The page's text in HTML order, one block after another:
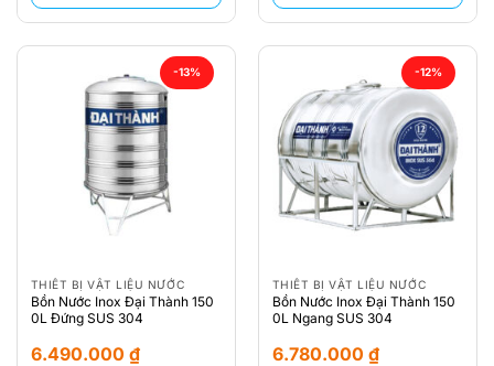
-13%
THIẾT BỊ VẬT LIỆU NƯỚC
Bồn Nước Inox Đại Thành 150
0L Đứng SUS 304
6.490.000 ₫
-12%
THIẾT BỊ VẬT LIỆU NƯỚC
Bồn Nước Inox Đại Thành 150
0L Ngang SUS 304
6.780.000 ₫